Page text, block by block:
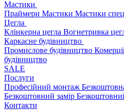
Мастики
Праймери Мастики Мастики
Цегла
Клінкерна цегла Вогнетривка
Каркасне будівництво
Промислове будівництво
будівництво
SALE
Послуги
Професійний монтаж
Безкоштовний замір
Контакти